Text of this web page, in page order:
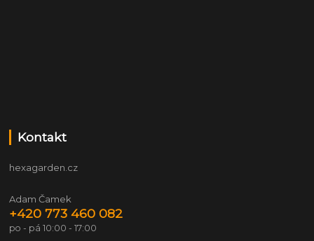
Kontakt
hexagarden.cz
Adam Čamek
+420 773 460 082
po - pá 10:00 - 17:00